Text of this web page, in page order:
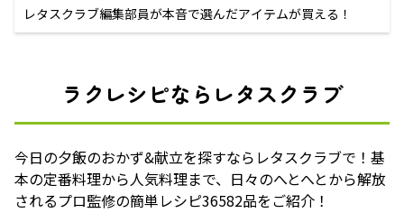
レタスクラブ編集部員が本音で選んだアイテムが買える！
ラクレシピならレタスクラブ
今日の夕飯のおかず&献立を探すならレタスクラブで！基
本の定番料理から人気料理まで、日々のへとへとから解放
されるプロ監修の簡単レシピ36582品をご紹介！